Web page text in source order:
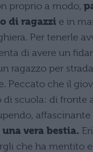
proprio a modo,
di ragazzi e in
Per tenerle
di avere un
ragazzo per
Peccato che il
di scuola: di fronte
affascinante
vera bestia.
che ha mentito